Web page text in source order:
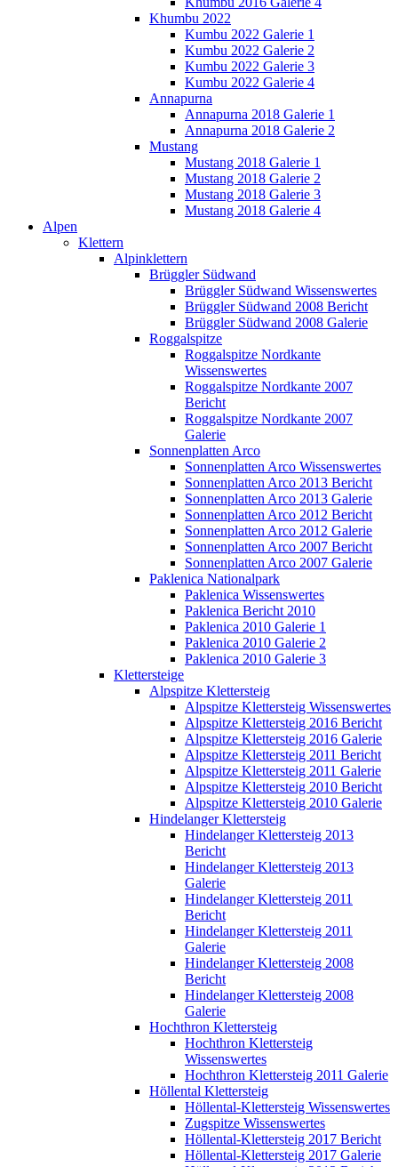
Khumbu 2022
Kumbu 2022 Galerie 1
Kumbu 2022 Galerie 2
Kumbu 2022 Galerie 3
Kumbu 2022 Galerie 4
Annapurna
Annapurna 2018 Galerie 1
Annapurna 2018 Galerie 2
Mustang
Mustang 2018 Galerie 1
Mustang 2018 Galerie 2
Mustang 2018 Galerie 3
Mustang 2018 Galerie 4
Alpen
Klettern
Alpinklettern
Brüggler Südwand
Brüggler Südwand Wissenswertes
Brüggler Südwand 2008 Bericht
Brüggler Südwand 2008 Galerie
Roggalspitze
Roggalspitze Nordkante
Wissenswertes
Roggalspitze Nordkante 2007
Bericht
Roggalspitze Nordkante 2007
Galerie
Sonnenplatten Arco
Sonnenplatten Arco Wissenswertes
Sonnenplatten Arco 2013 Bericht
Sonnenplatten Arco 2013 Galerie
Sonnenplatten Arco 2012 Bericht
Sonnenplatten Arco 2012 Galerie
Sonnenplatten Arco 2007 Bericht
Sonnenplatten Arco 2007 Galerie
Paklenica Nationalpark
Paklenica Wissenswertes
Paklenica Bericht 2010
Paklenica 2010 Galerie 1
Paklenica 2010 Galerie 2
Paklenica 2010 Galerie 3
Klettersteige
Alpspitze Klettersteig
Alpspitze Klettersteig Wissenswertes
Alpspitze Klettersteig 2016 Bericht
Alpspitze Klettersteig 2016 Galerie
Alpspitze Klettersteig 2011 Bericht
Alpspitze Klettersteig 2011 Galerie
Alpspitze Klettersteig 2010 Bericht
Alpspitze Klettersteig 2010 Galerie
Hindelanger Klettersteig
Hindelanger Klettersteig 2013
Bericht
Hindelanger Klettersteig 2013
Galerie
Hindelanger Klettersteig 2011
Bericht
Hindelanger Klettersteig 2011
Galerie
Hindelanger Klettersteig 2008
Bericht
Hindelanger Klettersteig 2008
Galerie
Hochthron Klettersteig
Hochthron Klettersteig
Wissenswertes
Hochthron Klettersteig 2011 Galerie
Höllental Klettersteig
Höllental-Klettersteig Wissenswertes
Zugspitze Wissenswertes
Höllental-Klettersteig 2017 Bericht
Höllental-Klettersteig 2017 Galerie